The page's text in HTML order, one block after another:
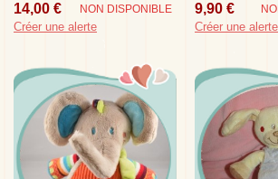
14,00 € NON DISPONIBLE
Créer une alerte
9,90 €
Créer une alerte